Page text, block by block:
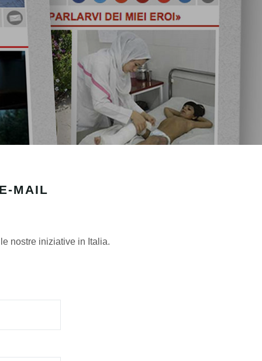
MAIL
nostre iniziative in Italia.